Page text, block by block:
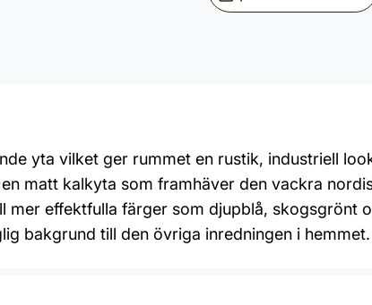
yta vilket ger rummet en rustik, industriell
matt kalkyta som framhäver den vackra
mer effektfulla färger som djupblå, skogsgrönt
bakgrund till den övriga inredningen i hemmet.